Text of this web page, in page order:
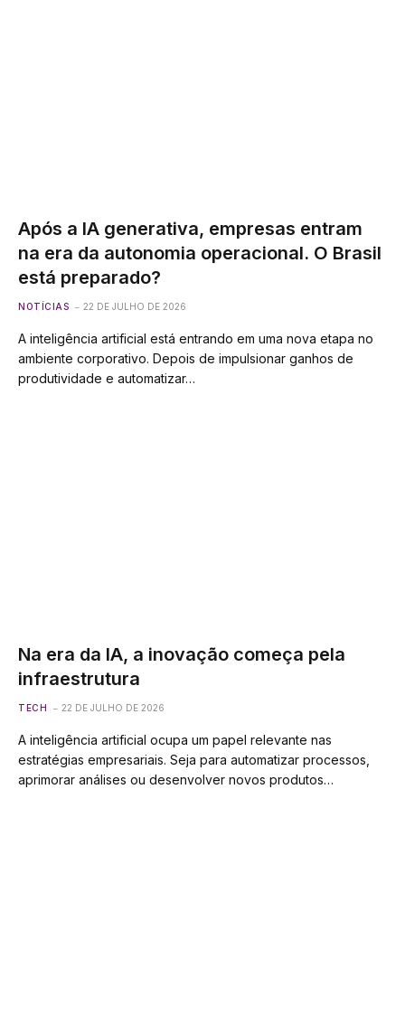
Após a IA generativa, empresas entram
na era da autonomia operacional. O Brasil
está preparado?
NOTÍCIAS 22 DE JULHO DE 2026
A inteligência artificial está entrando em uma nova etapa no
ambiente corporativo. Depois de impulsionar ganhos de
produtividade e automatizar…
Na era da IA, a inovação começa pela
infraestrutura
TECH 22 DE JULHO DE 2026
A inteligência artificial ocupa um papel relevante nas
estratégias empresariais. Seja para automatizar processos,
aprimorar análises ou desenvolver novos produtos…